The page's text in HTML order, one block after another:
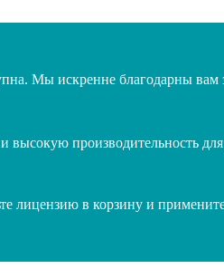
Мы искренне благодарны вам
производительность
лицензию в корзину и